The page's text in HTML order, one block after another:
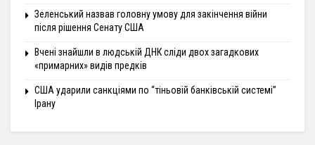
Зеленський назвав головну умову для закінчення війни
після рішення Сенату США
Вчені знайшли в людській ДНК сліди двох загадкових
«примарних» видів предків
США ударили санкціями по “тіньовій банківській системі”
Ірану